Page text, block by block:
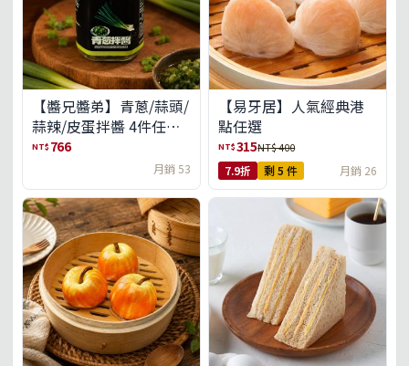
【醬兄醬弟】青蔥/蒜頭/
蒜辣/皮蛋拌醬 4件任選
(免運組)
NT$ 766
月銷 53
【易牙居】人氣經典港
點任選
NT$315NT$ 400
7.9折 剩 5 件 月銷 26